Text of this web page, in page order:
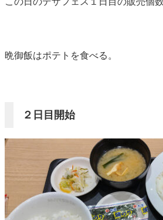
晩御飯はポテトを食べる。
２日目開始